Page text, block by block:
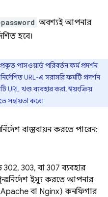
অবশ্যই আপনার
হবে।
পাসওয়ার্ড পরিবর্তন ফর্ম প্রদর্শন
URL-এ সরাসরি ফর্মটি প্রদর্শন
URL খণ্ড ব্যবহার করা, স্বয়ংক্রিয়
সহায়তা করে৷
বাস্তবায়ন করতে পারেন:
303, বা 307 ব্যবহার
ইস্যু করতে আপনার
Apache বা Nginx) কনফিগার